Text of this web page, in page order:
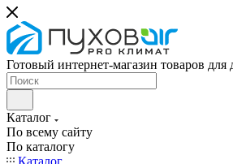
Готовый интернет-магазин товаров для
Каталог
По всему сайту
По каталогу
Каталог